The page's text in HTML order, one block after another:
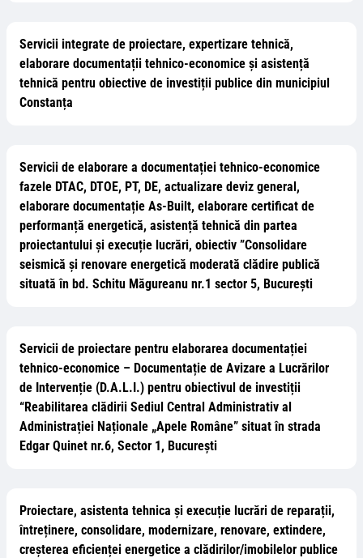
Servicii integrate de proiectare, expertizare tehnică,
elaborare documentații tehnico-economice și asistență
tehnică pentru obiective de investiții publice din municipiul
Constanța
Servicii de elaborare a documentației tehnico-economice
fazele DTAC, DTOE, PT, DE, actualizare deviz general,
elaborare documentație As-Built, elaborare certificat de
performanță energetică, asistență tehnică din partea
proiectantului și execuție lucrări, obiectiv ”Consolidare
seismică și renovare energetică moderată clădire publică
situată în bd. Schitu Măgureanu nr.1 sector 5, București
Servicii de proiectare pentru elaborarea documentației
tehnico-economice – Documentație de Avizare a Lucrărilor
de Intervenție (D.A.L.I.) pentru obiectivul de investiții
“Reabilitarea clădirii Sediul Central Administrativ al
Administrației Naționale „Apele Române” situat în strada
Edgar Quinet nr.6, Sector 1, București
Proiectare, asistenta tehnica și execuție lucrări de reparații,
întreținere, consolidare, modernizare, renovare, extindere,
creșterea eficienței energetice a clădirilor/imobilelor publice